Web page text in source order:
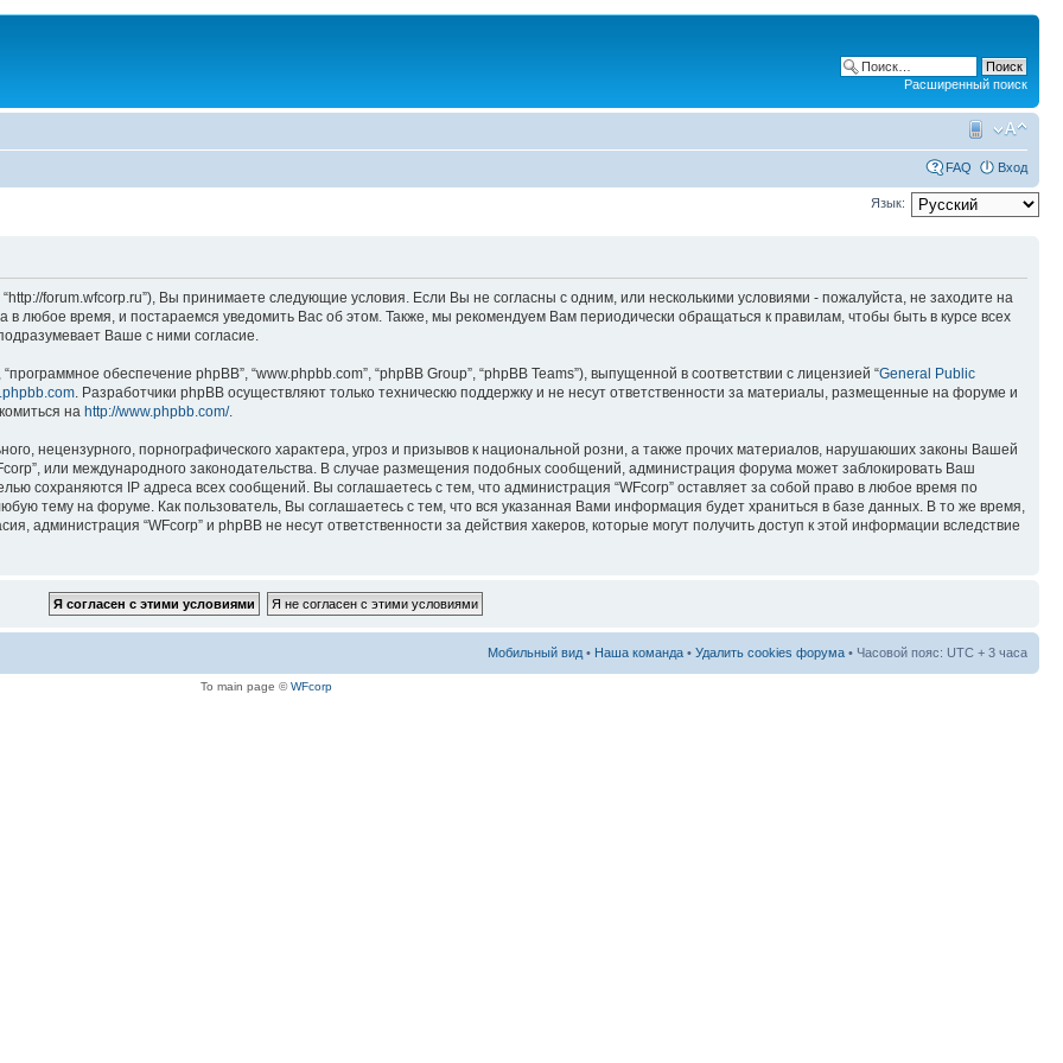
Расширенный поиск
FAQ Вход
Язык:
forum.wfcorp.ru”), Вы принимаете следующие условия. Если Вы не согласны с одним, или несколькими условиями - пожалуйста, не заходите на
любое время, и постараемся уведомить Вас об этом. Также, мы рекомендуем Вам периодически обращаться к правилам, чтобы быть в курсе всех
Ваше с ними согласие.
обеспечение phpBB”, “www.phpbb.com”, “phpBB Group”, “phpBB Teams”), выпущенной в соответствии с лицензией “General Public
. Разработчики phpBB осуществляют только техническю поддержку и не несут ответственности за материалы, размещенные на форуме и
на http://www.phpbb.com/.
нецензурного, порнографического характера, угроз и призывов к национальной розни, а также прочих материалов, нарушаюших законы Вашей
или международного законодательства. В случае размещения подобных сообщений, администрация форума может заблокировать Ваш
сохраняются IP адреса всех сообщений. Вы соглашаетесь с тем, что администрация “WFcorp” оставляет за собой право в любое время по
тему на форуме. Как пользователь, Вы соглашаетесь с тем, что вся указанная Вами информация будет храниться в базе данных. В то же время,
администрация “WFcorp” и phpBB не несут ответственности за действия хакеров, которые могут получить доступ к этой информации вследствие
Мобильный вид • Наша команда • Удалить cookies форума • Часовой пояс: UTC + 3 часа
To main page ©WFcorp